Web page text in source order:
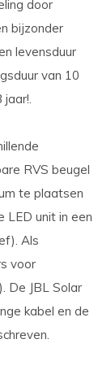
door
bijzonder
levensduur
van 10
RVS beugel
te plaatsen
LED unit in een
Als
voor
De JBL Solar
kabel en de